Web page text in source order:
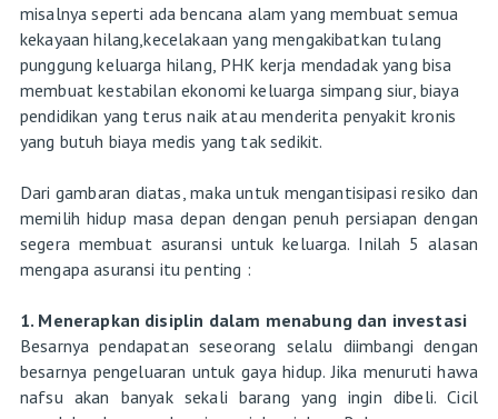
misalnya seperti ada bencana alam yang membuat semua
kekayaan hilang,kecelakaan yang mengakibatkan tulang
punggung keluarga hilang, PHK kerja mendadak yang bisa
membuat kestabilan ekonomi keluarga simpang siur, biaya
pendidikan yang terus naik atau menderita penyakit kronis
yang butuh biaya medis yang tak sedikit.
Dari gambaran diatas, maka untuk mengantisipasi resiko dan
memilih hidup masa depan dengan penuh persiapan dengan
segera membuat asuransi untuk keluarga. Inilah 5 alasan
mengapa asuransi itu penting :
1. Menerapkan disiplin dalam menabung dan investasi
Besarnya pendapatan seseorang selalu diimbangi dengan
besarnya pengeluaran untuk gaya hidup. Jika menuruti hawa
nafsu akan banyak sekali barang yang ingin dibeli. Cicil